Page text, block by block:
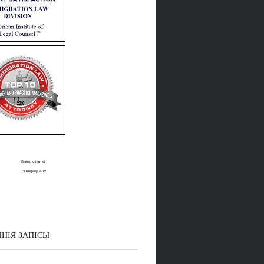
Выбар кліентаў
Узнагарода 2019
ЗАПІСЫ